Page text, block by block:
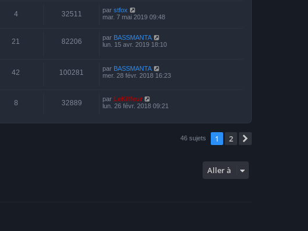
4 32511 par stfox
mar. 7 mai 2019 09:48
21 82206 par BASSMANTA
lun. 15 avr. 2019 18:10
42 100281 par BASSMANTA
mer. 28 févr. 2018 16:23
8 32889 par LeKiffeur
lun. 26 févr. 2018 09:21
46 sujets 1 2
Aller à